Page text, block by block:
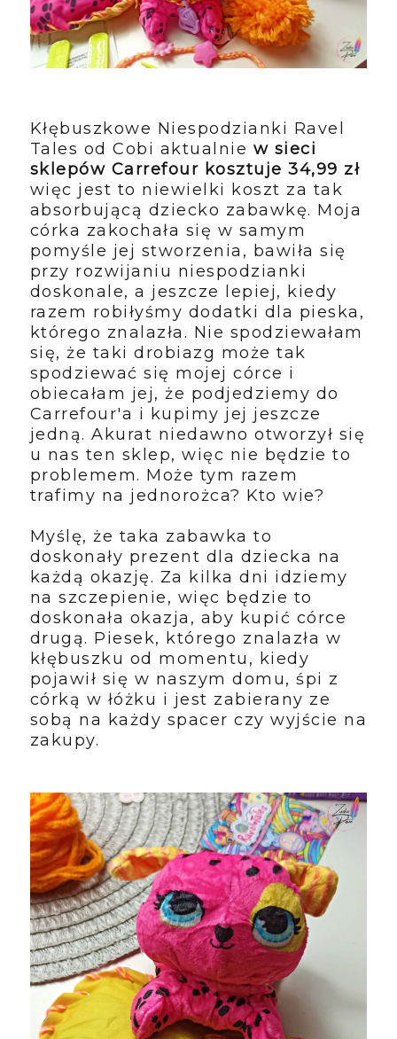
Kłębuszkowe Niespodzianki Ravel
Tales od Cobi aktualnie w sieci
sklepów Carrefour kosztuje 34,99 zł
więc jest to niewielki koszt za tak
absorbującą dziecko zabawkę. Moja
córka zakochała się w samym
pomyśle jej stworzenia, bawiła się
przy rozwijaniu niespodzianki
doskonale, a jeszcze lepiej, kiedy
razem robiłyśmy dodatki dla pieska,
którego znalazła. Nie spodziewałam
się, że taki drobiazg może tak
spodziewać się mojej córce i
obiecałam jej, że podjedziemy do
Carrefour'a i kupimy jej jeszcze
jedną. Akurat niedawno otworzył się
u nas ten sklep, więc nie będzie to
problemem. Może tym razem
trafimy na jednorożca? Kto wie?
Myślę, że taka zabawka to
doskonały prezent dla dziecka na
każdą okazję. Za kilka dni idziemy
na szczepienie, więc będzie to
doskonała okazja, aby kupić córce
drugą. Piesek, którego znalazła w
kłębuszku od momentu, kiedy
pojawił się w naszym domu, śpi z
córką w łóżku i jest zabierany ze
sobą na każdy spacer czy wyjście na
zakupy.